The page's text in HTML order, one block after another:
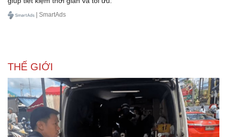
Nhi khoa
Nam khoa| SmartAds
THẾ GIỚI